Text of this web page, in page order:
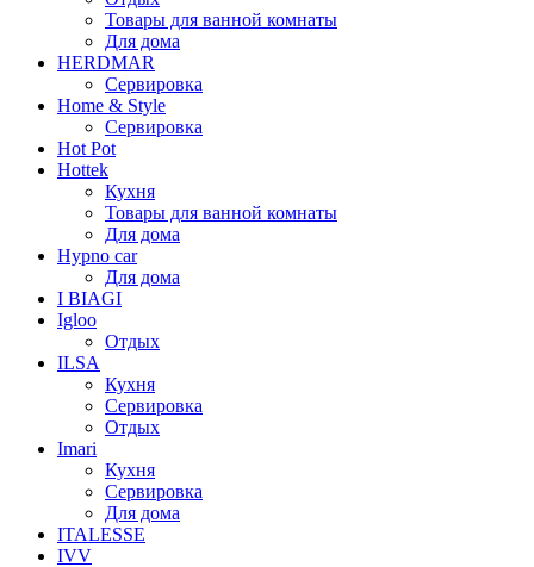
Товары для ванной комнаты
Для дома
HERDMAR
Сервировка
Home & Style
Сервировка
Hot Pot
Hottek
Кухня
Товары для ванной комнаты
Для дома
Hypno car
Для дома
I BIAGI
Igloo
Отдых
ILSA
Кухня
Сервировка
Отдых
Imari
Кухня
Сервировка
Для дома
ITALESSE
IVV